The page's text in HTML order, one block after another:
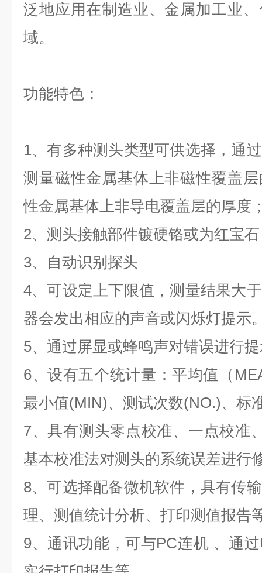
泛地应用在制造业、金属加工业
域。
功能特色：
1、有多种测头类型可供选择，通
测量磁性金属基体上非磁性覆盖
性金属基体上非导电覆盖层的厚度
2、测头接触部件镀硬铬或为红宝
3、自动识别探头
4、可设定上下限值，测量结果大
器会发出相应的声音或闪烁灯提示
5、通过屏显或蜂鸣声对错误进行
6、设有五个统计量：平均值（
最小值(MIN)、测试次数(NO.)、标
7、具有测头零点校准、一点校准
基本校准法对测头的系统误差进行
8、可选择配备微机软件，具有传
理、测值统计分析、打印测值报告
9、 通讯功能，可与PC连机 、通